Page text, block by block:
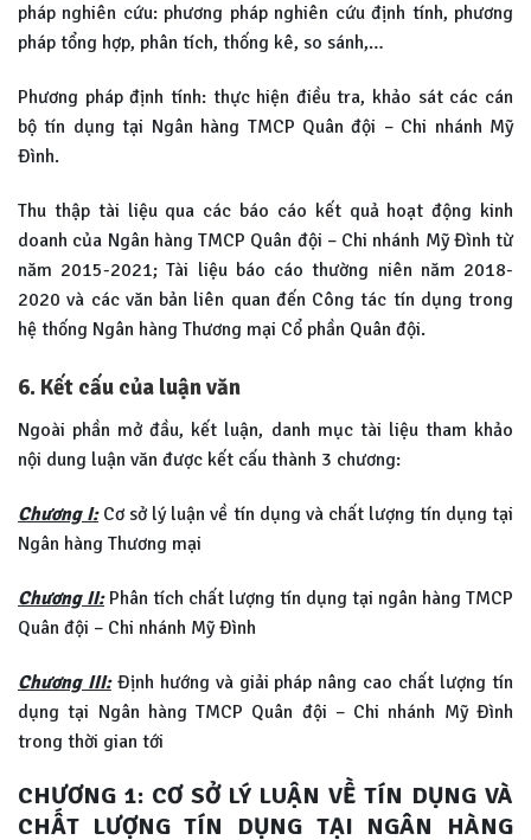
pháp nghiên cứu: phương pháp nghiên cứu định tính, phương
pháp tổng hợp, phân tích, thống kê, so sánh,…
Phương pháp định tính: thực hiện điều tra, khảo sát các cán
bộ tín dụng tại Ngân hàng TMCP Quân đội – Chi nhánh Mỹ
Đình.
Thu thập tài liệu qua các báo cáo kết quả hoạt động kinh
doanh của Ngân hàng TMCP Quân đội – Chi nhánh Mỹ Đình từ
năm 2015-2021; Tài liệu báo cáo thường niên năm 2018-
2020 và các văn bản liên quan đến Công tác tín dụng trong
hệ thống Ngân hàng Thương mại Cổ phần Quân đội.
6. Kết cấu của luận văn
Ngoài phần mở đầu, kết luận, danh mục tài liệu tham khảo
nội dung luận văn được kết cấu thành 3 chương:
Chương I:Cơ sở lý luận về tín dụng và chất lượng tín dụng tại
Ngân hàng Thương mại
Chương II:Phân tích chất lượng tín dụng tại ngân hàng TMCP
Quân đội – Chi nhánh Mỹ Đình
Chương III:Định hướng và giải pháp nâng cao chất lượng tín
dụng tại Ngân hàng TMCP Quân đội – Chi nhánh Mỹ Đình
trong thời gian tới
CHƯƠNG 1: CƠ SỞ LÝ LUẬN VỀ TÍN DỤNG VÀ
CHẤT LƯỢNG TÍN DỤNG TẠI NGÂN HÀNG